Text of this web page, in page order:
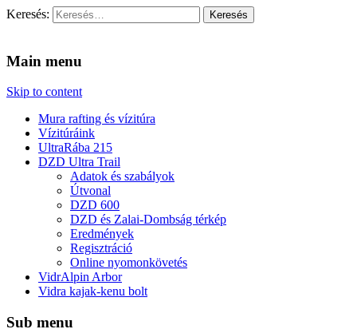
Keresés:
Main menu
Skip to content
Mura rafting és vízitúra
Vízitúráink
UltraRába 215
DZD Ultra Trail
Adatok és szabályok
Útvonal
DZD 600
DZD és Zalai-Dombság térkép
Eredmények
Regisztráció
Online nyomonkövetés
VidrAlpin Arbor
Vidra kajak-kenu bolt
Sub menu